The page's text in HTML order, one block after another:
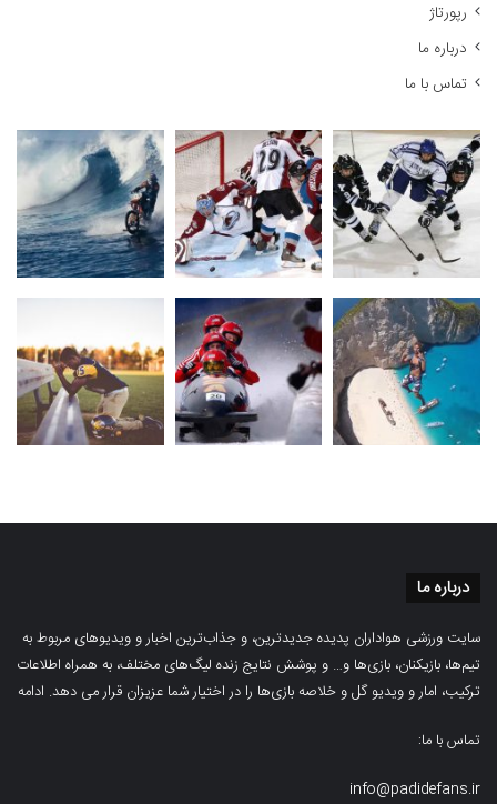
رپورتاژ
درباره ما
تماس با ما
درباره ما
سایت ورزشی هواداران پدیده جدیدترین، و جذاب‌ترین اخبار و ویدیوهای مربوط به
تیم‌ها، بازیکنان، بازی‌ها و… و پوشش نتایج زنده لیگ‌های مختلف، به همراه اطلاعات
ترکیب، امار و ویدیو‌‌ گل‌ و خلاصه بازی‌ها را در اختیار شما عزیزان قرار می دهد. ادامه
تماس با ما:
info@padidefans.ir